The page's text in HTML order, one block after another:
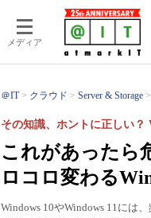
メディア
＠IT クラウド Server & Storage
これがあったら
ロコロ変わる
その知識、ホントに正しい？
Windows 10やWindows 11には